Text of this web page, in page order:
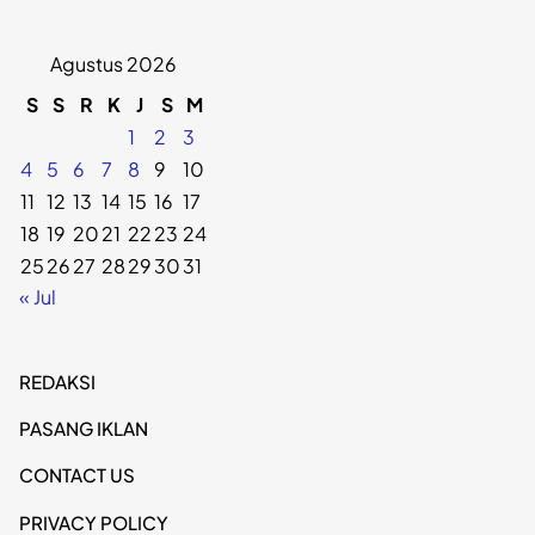
Agustus 2026
S S R K J S M
1
2
3
4
5 6 7 8 9
10
11 12 13 14 15 16 17
18 19 2021 2223 24
252627 28293031
« Jul
REDAKSI
PASANG IKLAN
CONTACT US
PRIVACY POLICY